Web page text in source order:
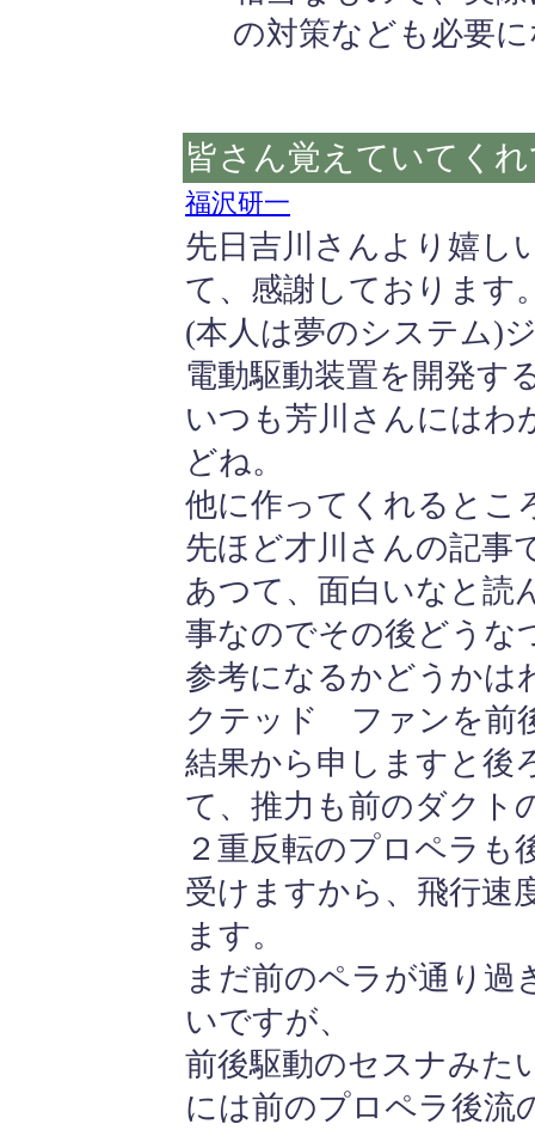
の対策なども必要
皆さん覚えていてく
福沢研一
先日吉川さんより嬉し
て、感謝しております
(本人は夢のシステム)
電動駆動装置を開発す
いつも芳川さんにはわ
どね。
他に作ってくれるとこ
先ほど才川さんの記事
あつて、面白いなと読
事なのでその後どうな
参考になるかどうかは
クテッド ファンを前
結果から申しますと後
て、推力も前のダクト
２重反転のプロペラも
受けますから、飛行速
ます。
まだ前のペラが通り過
いですが、
前後駆動のセスナみた
には前のプロペラ後流